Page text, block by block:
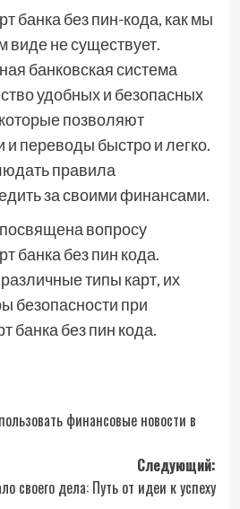
банка без пин-кода, как мы
виде не существует.
банковская система
удобных и безопасных
позволяют
и переводы быстро и легко.
правила
за своими финансами.
вопросу
банка без пин кода.
типы карт, их
безопасности при
банка без пин кода.
финансовые новости в
Следующий:
своего дела: Путь от идеи к успеху